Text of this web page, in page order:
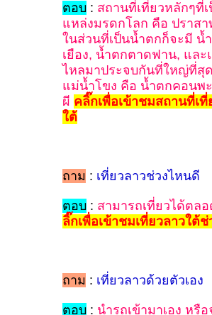
ตอบ : สถานที่เที่ยวหลักๆที่
แหล่งมรดกโลก คือ ปราส
ในส่วนที่เป็นน้ำตกก็จะมี น้
เยือง, น้ำตกตาดฟาน, แล
ไหลมาประจบกันที่ใหญ่ที่สุ
แม่น้ำโขง คือ น้ำตกคอนพะ
ผี คลิ๊กเพื่อเข้าชมสถานที่เที่
ใต้
ถาม : เที่ยวลาวช่วงไหนดี
ตอบ : สามารถเที่ยวได้ตล
ลิ๊กเพื่อเข้าชมเที่ยวลาวใต้
ถาม : เที่ยวลาวด้วยตัวเอง
ตอบ : นำรถเข้ามาเอง หรื